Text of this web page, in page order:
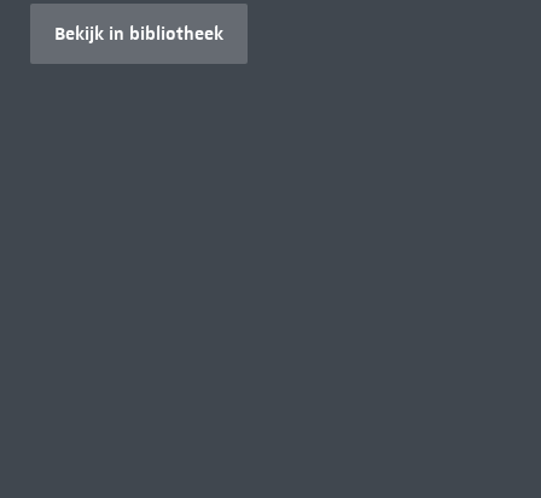
Bekijk in bibliotheek